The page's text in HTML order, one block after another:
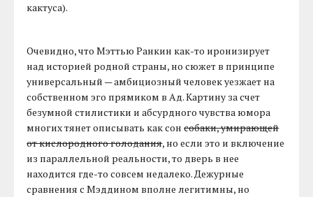
кактуса).
Очевидно, что Мэттью Ранкин как-то иронизирует
над историей родной страны, но сюжет в принципе
универсальный — амбициозный человек уезжает на
собственном эго прямиком в Ад. Картину за счет
безумной стилистики и абсурдного чувства юмора
многих тянет описывать как сонсобаки, умирающей
от кислородного голодания, но если это и включение
из параллельной реальности, то дверь в нее
находится где-то совсем недалеко. Дежурные
сравнения с Мэддином вполне легитимны, но